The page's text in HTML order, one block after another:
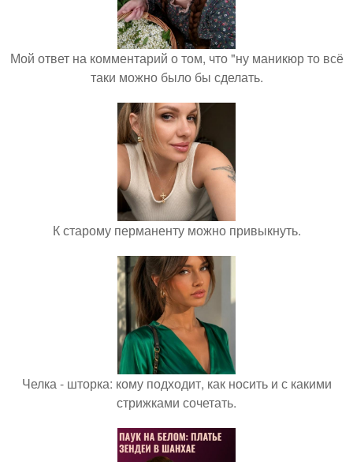
Мой ответ на комментарий о том, что "ну маникюр то всё
таки можно было бы сделать.
К старому перманенту можно привыкнуть.
Челка - шторка: кому подходит, как носить и с какими
стрижками сочетать.